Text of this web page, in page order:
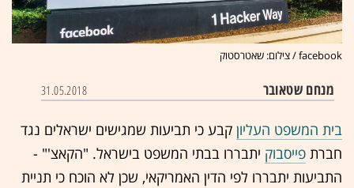
facebook / צילום: שאטרסטוק
מנחם שטאובר 31.05.2018
בית המשפט העליון קבע כי תביעות שמגישים ישראלים נגד
חברת פייסבוק יתבררו בבתי המשפט בישראל. "הקאצ'" -
התביעות יתבררו לפי הדין האמריקאי, שכן לא הוכח כי תניית